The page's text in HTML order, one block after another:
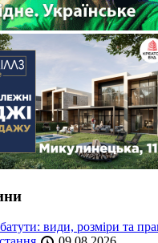
види, розміри та